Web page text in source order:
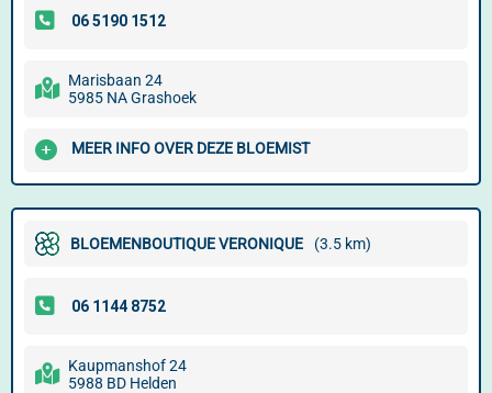
Marisbaan 24
5985 NA Grashoek
MEER INFO OVER DEZE BLOEMIST
BLOEMENBOUTIQUE VERONIQUE (3.5 km)
Kaupmanshof 24
5988 BD Helden